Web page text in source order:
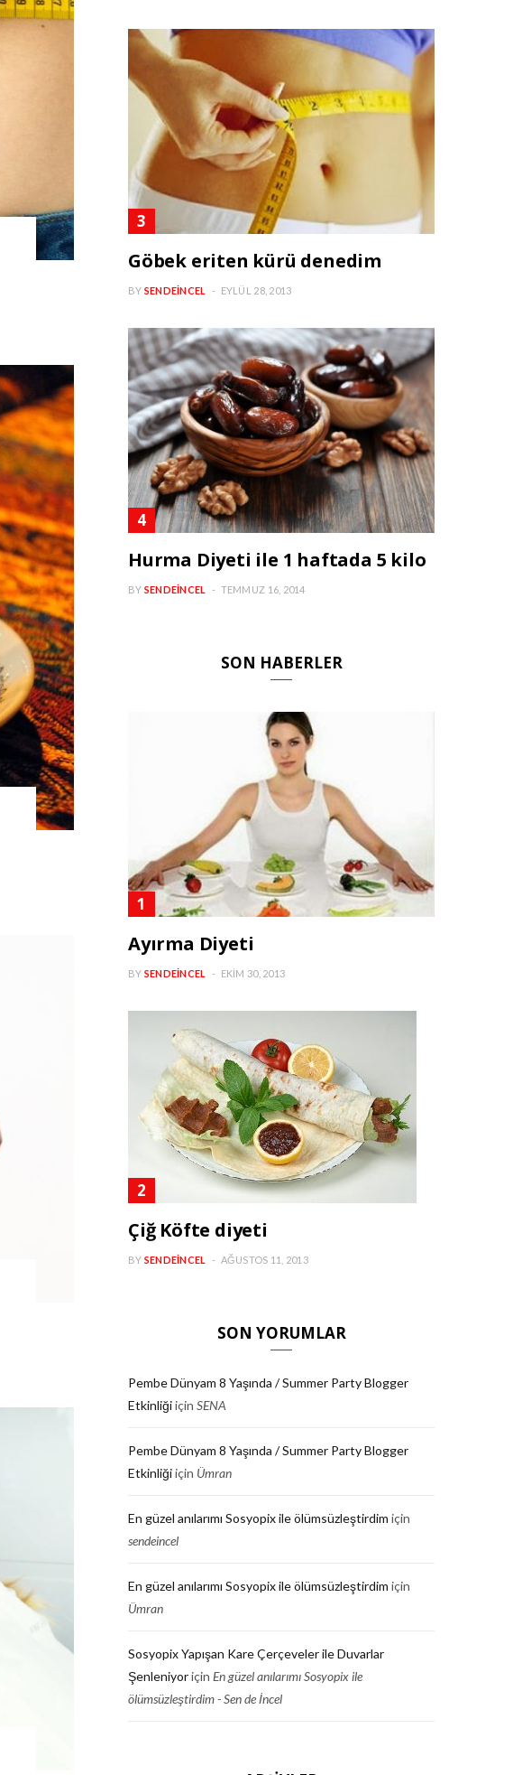
Göbek eriten kürü denedim
BY SENDEINCEL EYLÜL 28, 2013
Hurma Diyeti ile 1 haftada 5 kilo
BY SENDEINCEL TEMMUZ 16, 2014
SON HABERLER
Ayırma Diyeti
BY SENDEINCEL EKIM 30, 2013
Çiğ Köfte diyeti
BY SENDEINCEL AĞUSTOS 11, 2013
SON YORUMLAR
Pembe Dünyam 8 Yaşında / Summer Party Blogger
Etkinliğiiçin SENA
Pembe Dünyam 8 Yaşında / Summer Party Blogger
Etkinliğiiçin Ümran
En güzel anılarımı Sosyopix ile ölümsüzleştirdim için
sendeincel
En güzel anılarımı Sosyopix ile ölümsüzleştirdim için
Ümran
Sosyopix Yapışan Kare Çerçeveler ile Duvarlar
Şenleniyoriçin En güzel anılarımı Sosyopix ile
ölümsüzleştirdim - Sen de İncel